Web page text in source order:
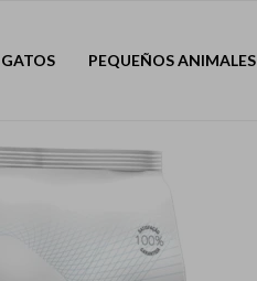
GATOS PEQUEÑOS ANIMALES